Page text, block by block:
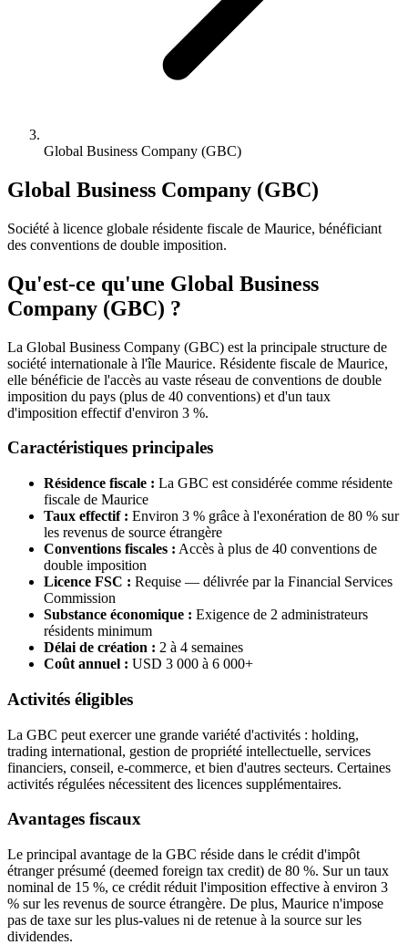
Global Business Company (GBC)
Global Business Company (GBC)
Société à licence globale résidente fiscale de Maurice, bénéficiant
des conventions de double imposition.
Qu'est-ce qu'une Global Business
Company (GBC) ?
La Global Business Company (GBC) est la principale structure de
société internationale à l'île Maurice. Résidente fiscale de Maurice,
elle bénéficie de l'accès au vaste réseau de conventions de double
imposition du pays (plus de 40 conventions) et d'un taux
d'imposition effectif d'environ 3 %.
Caractéristiques principales
Résidence fiscale : La GBC est considérée comme résidente
fiscale de Maurice
Taux effectif : Environ 3 % grâce à l'exonération de 80 % sur
les revenus de source étrangère
Conventions fiscales : Accès à plus de 40 conventions de
double imposition
Licence FSC : Requise — délivrée par la Financial Services
Commission
Substance économique : Exigence de 2 administrateurs
résidents minimum
Délai de création : 2 à 4 semaines
Coût annuel : USD 3 000 à 6 000+
Activités éligibles
La GBC peut exercer une grande variété d'activités : holding,
trading international, gestion de propriété intellectuelle, services
financiers, conseil, e-commerce, et bien d'autres secteurs. Certaines
activités régulées nécessitent des licences supplémentaires.
Avantages fiscaux
Le principal avantage de la GBC réside dans le crédit d'impôt
étranger présumé (deemed foreign tax credit) de 80 %. Sur un taux
nominal de 15 %, ce crédit réduit l'imposition effective à environ 3
% sur les revenus de source étrangère. De plus, Maurice n'impose
pas de taxe sur les plus-values ni de retenue à la source sur les
dividendes.